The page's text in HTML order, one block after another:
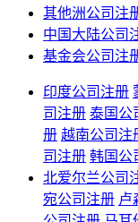
其他洲公司注
中国大陆公司
基金会公司注
印度公司注册
司注册 泰国公
册 越南公司注
司注册 韩国公
北爱尔兰公司
宛公司注册 卢